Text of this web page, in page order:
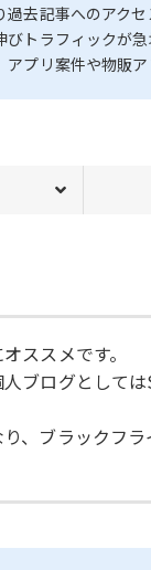
去記事へのアク
トラフィックが急
プリ案件や物販
ススメです。
ブログとして
、ブラックフ